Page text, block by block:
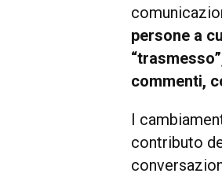
persone a
commenti,
I
contributo